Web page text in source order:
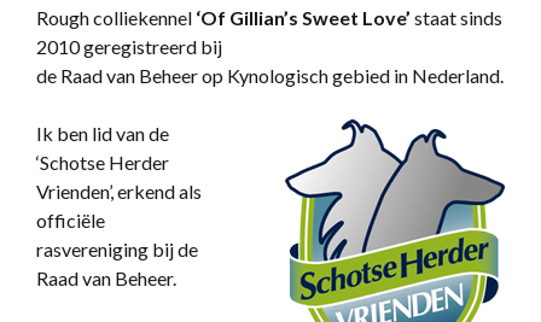
Rough colliekennel ‘Of Gillian’s Sweet Love’ staat sinds
2010 geregistreerd bij
de Raad van Beheer op Kynologisch gebied in Nederland.
Ik ben lid van de
‘Schotse Herder
Vrienden’, erkend als
officiële
rasvereniging bij de
Raad van Beheer.